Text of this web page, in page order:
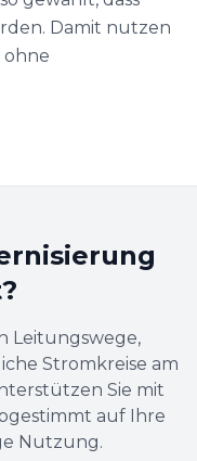
Damit nutzen
ohne
Leitungswege,
Stromkreise am
Sie mit
auf Ihre
Nutzung.